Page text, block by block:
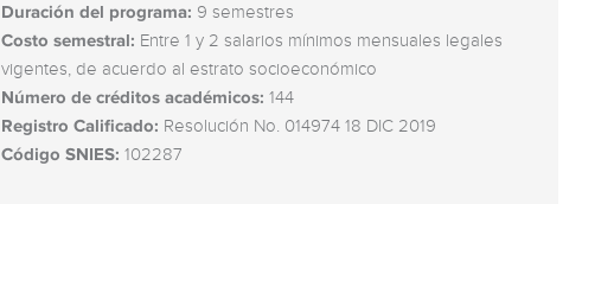
Duración del programa: 9 semestres
Costo semestral: Entre 1 y 2 salarios mínimos mensuales legales
vigentes, de acuerdo al estrato socioeconómico
Número de créditos académicos: 144
Registro Calificado: Resolución No. 014974 18 DIC 2019
Código SNIES: 102287